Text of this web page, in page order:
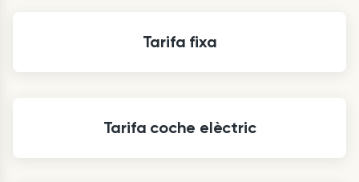
Tarifa fixa
Tarifa coche elèctric